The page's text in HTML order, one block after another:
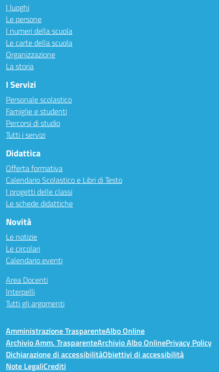
I luoghi
Le persone
I numeri della scuola
Le carte della scuola
Organizzazione
La storia
I Servizi
Personale scolastico
Famiglie e studenti
Percorsi di studio
Tutti i servizi
Didattica
Offerta formativa
Calendario Scolastico e Libri di Testo
I progetti delle classi
Le schede didattiche
Novità
Le notizie
Le circolari
Calendario eventi
Area Docenti
Interpelli
Tutti gli argomenti
Amministrazione TrasparenteAlbo Online
Archivio Amm. TrasparenteArchivio Albo OnlinePrivacy Policy
Dichiarazione di accessibilitàObiettivi di accessibilità
Note LegaliCrediti